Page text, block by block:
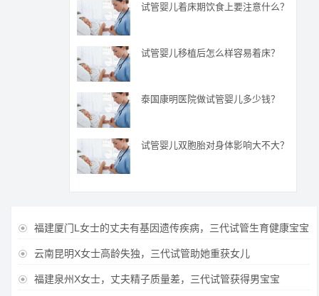
试管婴儿着床期饮食上要注意什么？
试管婴儿移植后怎么样容易着床？
泰国康明医院做试管婴儿多少钱？
试管婴儿双胞胎对身体影响大不大？
 福建厦门L女士的丈夫有基因遗传疾病，三代试管生育健康宝宝
 云南昆明X女士高龄失独，三代试管助她重获女儿
 福建泉州X女士，丈夫精子质量差，三代试管获得男宝宝